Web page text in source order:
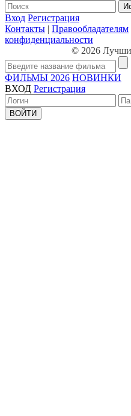
Вход Регистрация
Контакты | Правообладателям
конфиденциальности
© 2026
ФИЛЬМЫ 2026 НОВИНКИ
ВХОД Регистрация